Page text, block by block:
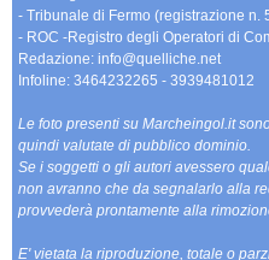
- Tribunale di Fermo (registrazione n.
- ROC -Registro degli Operatori di
Redazione: info@quelliche.net
Infoline: 3464232265 - 3939481012
Le foto presenti su Marcheingol.it
quindi valutate di pubblico dominio.
Se i soggetti o gli autori avessero
non avranno che da segnalarlo alla
provvederà prontamente alla
E' vietata la riproduzione, totale o